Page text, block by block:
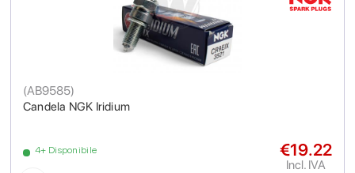
Candela NGK Iridium
(AB9585)
4+ Disponibile €19.22
Incl. IVA